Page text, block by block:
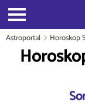
Astroportal Horoskop